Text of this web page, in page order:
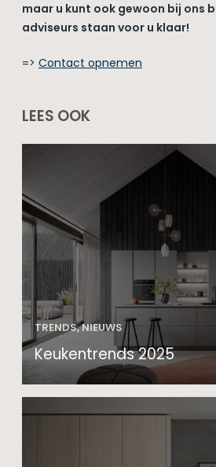
maar u kunt ook gewoon bij ons
adviseurs staan voor u klaar!
=> Contact opnemen
LEES OOK
TRENDS, NIEUWS
Keukentrends 2025